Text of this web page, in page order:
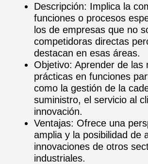
Descripción: Implica la
funciones o procesos
los de empresas que no
competidoras directas
destacan en esas áreas.
Objetivo: Aprender de las
prácticas en funciones
como la gestión de la
suministro, el servicio al
innovación.
Ventajas: Ofrece una
amplia y la posibilidad de
innovaciones de otros
industriales.